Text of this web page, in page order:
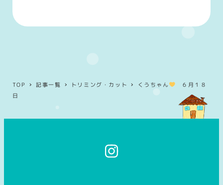
TOP 記事一覧 トリミング・カット くうちゃん
６月１８
日